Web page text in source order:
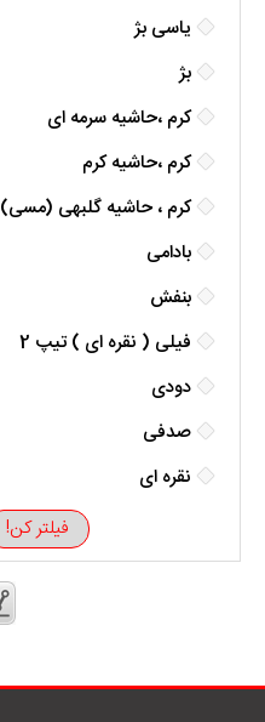
یاسی بژ
بژ
کرم ،حاشیه سرمه ای
کرم ،حاشیه کرم
کرم ، حاشیه گلبهی (مسی)
بادامی
بنفش
فیلی ( نقره ای ) تیپ 2
دودی
صدفی
نقره ای
فیلتر کن!